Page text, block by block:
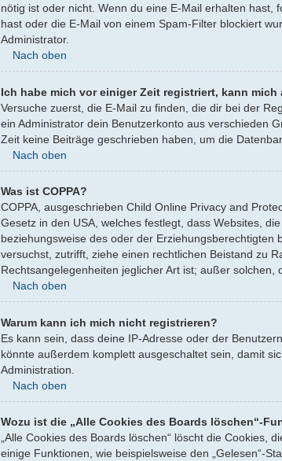
nötig ist oder nicht. Wenn du eine E-Mail erhalten hast,
hast oder die E-Mail von einem Spam-Filter blockiert
Administrator.
Nach oben
Ich habe mich vor einiger Zeit registriert, kann mich
Versuche zuerst, die E-Mail zu finden, die dir bei der
ein Administrator dein Benutzerkonto aus verschieden
Zeit keine Beiträge geschrieben haben, um die
Nach oben
Was ist COPPA?
COPPA, ausgeschrieben Child Online Privacy and
Gesetz in den USA, welches festlegt, dass Websites,
beziehungsweise des oder der
versuchst, zutrifft, ziehe einen rechtlichen Beistand zu
Rechtsangelegenheiten jeglicher Art ist; außer solchen,
Nach oben
Warum kann ich mich nicht registrieren?
Es kann sein, dass deine IP-Adresse oder der
könnte außerdem komplett ausgeschaltet sein, damit
Administration.
Nach oben
Wozu ist die „Alle Cookies des Boards löschen“-
„Alle Cookies des Boards löschen“ löscht die
einige Funktionen, wie beispielsweise den „Gelesen“-